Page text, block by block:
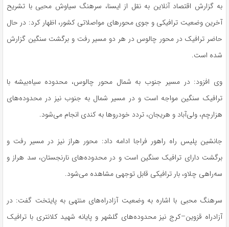
به گزارش اقتصاد آنلاین به نقل از ایسنا، سرهنگ سیاوش محبی با تشریح
آخرین وضعیت ترافیکی و جوی محور‌های مواصلاتی کشور، اظهار کرد: در حال
حاضر ترافیک در محور چالوس در هر دو مسیر رفت و برگشت سنگین گزارش
شده است.
وی افزود: در مسیر جنوب به شمال محور چالوس، محدوده سیاه‌بیشه با
ترافیک سنگین مواجه است و در مسیر شمال به جنوب نیز در محدوده‌های
هزارچم، ولی‌آباد و هریجان، تردد خودرو‌ها به کندی انجام می‌شود.
جانشین پلیس راه راهور فراجا ادامه داد: محور هراز نیز در مسیر رفت و
برگشت دارای ترافیک سنگین است و در محدوده‌های نارنجستان، سد هراز و
سه‌راهی چلاو، بار ترافیکی قابل توجهی مشاهده می‌شود.
سرهنگ محبی با اشاره به وضعیت آزادراه‌های منتهی به پایتخت گفت: در
آزادراه قزوین–کرج نیز محدوده‌های گلشهر و پایانه شهید کلانتری با ترافیک